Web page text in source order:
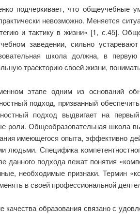
подчеркивает, что общеучебные
невозможно. Меняется
и тактику в жизни» [1, с.45].
заведении, сильно
школа должна, в
траекторию своей жизни,
этапе одним из оснований
подход, призванный
подход выдвигает на
роли. Общеобразовательная школа
имеющегося опыта, эффективно
людьми. Специфика
данного подхода лежат понятия
необходимые признаки. Термин
в своей профессиональной
качества образования связано с